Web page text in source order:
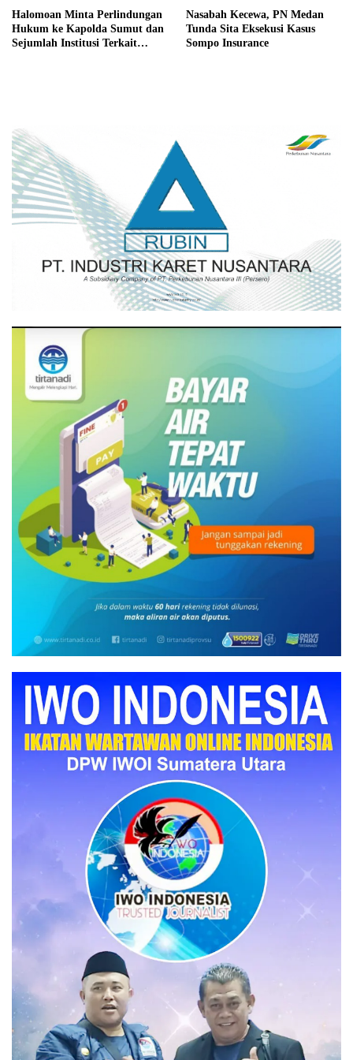
Halomoan Minta Perlindungan
Hukum ke Kapolda Sumut dan
Sejumlah Institusi Terkait
Nasabah Kecewa, PN Medan
Tunda Sita Eksekusi Kasus
Sompo Insurance